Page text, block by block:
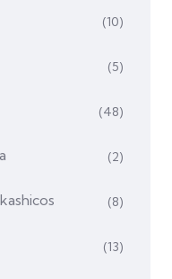
(10)
(5)
(48)
(2)
(8)
(13)